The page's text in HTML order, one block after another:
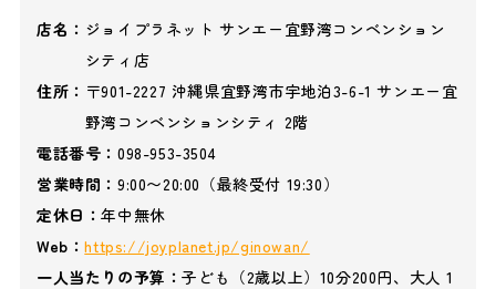
店名： ジョイプラネット サンエー宜野湾コンベンション
シティ店
住所： 〒901-2227 沖縄県宜野湾市宇地泊3-6-1 サンエー宜
野湾コンベンションシティ 2階
電話番号： 098-953-3504
営業時間： 9:00〜20:00（最終受付 19:30）
定休日：年中無休
Web：https://joyplanet.jp/ginowan/
一人当たりの予算：子ども（2歳以上）10分200円、大人 1